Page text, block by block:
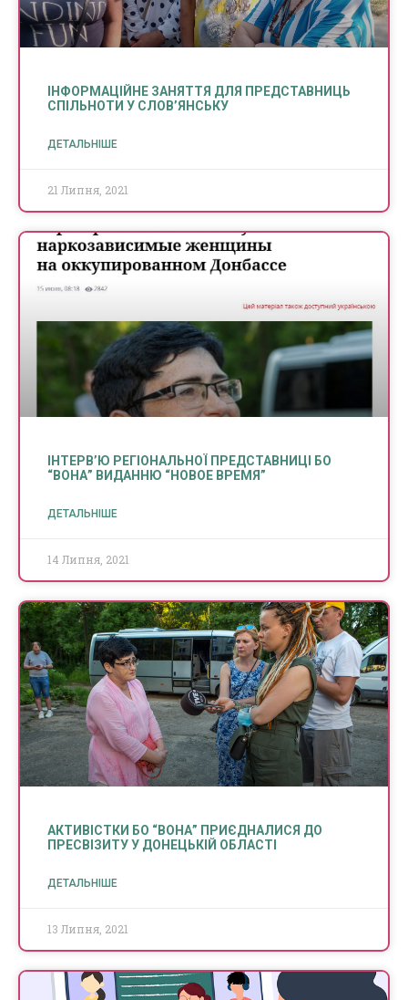
ІНФОРМАЦІЙНЕ ЗАНЯТТЯ ДЛЯ ПРЕДСТАВНИЦЬ
СПІЛЬНОТИ У СЛОВ’ЯНСЬКУ
ДЕТАЛЬНІШЕ
21 Липня, 2021
ІНТЕРВ’Ю РЕГІОНАЛЬНОЇ ПРЕДСТАВНИЦІ БО
“ВОНА” ВИДАННЮ “НОВОЕ ВРЕМЯ”
ДЕТАЛЬНІШЕ
14 Липня, 2021
АКТИВІСТКИ БО “ВОНА” ПРИЄДНАЛИСЯ ДО
ПРЕСВІЗИТУ У ДОНЕЦЬКІЙ ОБЛАСТІ
ДЕТАЛЬНІШЕ
13 Липня, 2021